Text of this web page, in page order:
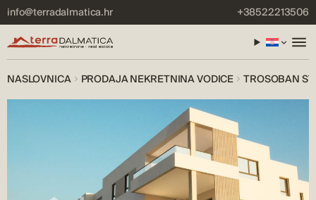
info@terradalmatica.hr +38522213506
NASLOVNICA PRODAJA NEKRETNINA VODICE TROSOBAN